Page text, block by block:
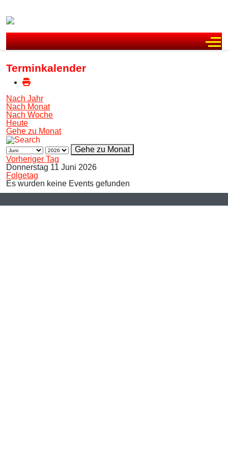
Terminkalender
Nach Jahr
Nach Monat
Nach Woche
Heute
Gehe zu Monat
Gehe zu Monat
Vorheriger Tag
Donnerstag 11 Juni 2026
Folgetag
Es wurden keine Events gefunden